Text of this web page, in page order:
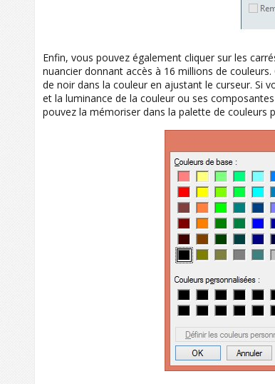
Enfin, vous pouvez également cliquer sur les
nuancier donnant accès à 16 millions de
de noir dans la couleur en ajustant le curseur. Si
et la luminance de la couleur ou ses composantes
pouvez la mémoriser dans la palette de couleurs